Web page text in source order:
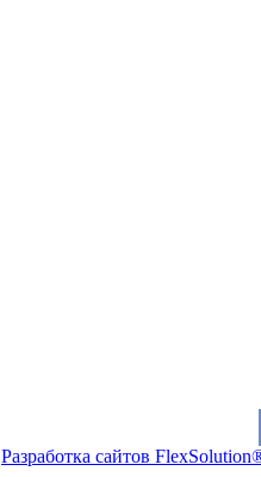
Разработка сайтов